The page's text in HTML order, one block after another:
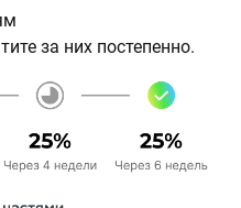
за них постепенно.